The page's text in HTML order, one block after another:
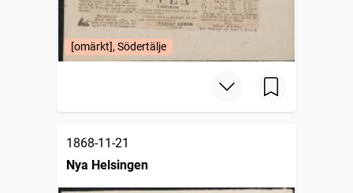
[omärkt], Södertälje
1868-11-21
Nya Helsingen